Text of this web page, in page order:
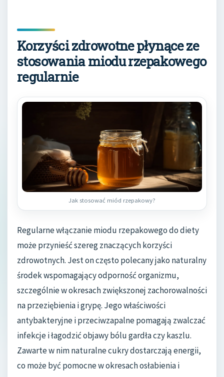
Korzyści zdrowotne płynące ze
stosowania miodu rzepakowego
regularnie
Jak stosować miód rzepakowy?
Regularne włączanie miodu rzepakowego do diety
może przynieść szereg znaczących korzyści
zdrowotnych. Jest on często polecany jako naturalny
środek wspomagający odporność organizmu,
szczególnie w okresach zwiększonej zachorowalności
na przeziębienia i grypę. Jego właściwości
antybakteryjne i przeciwzapalne pomagają zwalczać
infekcje i łagodzić objawy bólu gardła czy kaszlu.
Zawarte w nim naturalne cukry dostarczają energii,
co może być pomocne w okresach osłabienia i